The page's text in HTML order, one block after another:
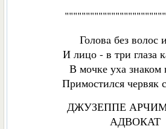
Головa без волос
И лицо - в три глаза
В мочке уха знаком
Примостился червяк
ДЖУЗЕППЕ
АДВОКАТ